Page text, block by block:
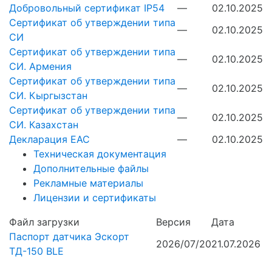
Добровольный сертификат IP54
—
02.10.2025
Сертификат об утверждении типа
СИ
—
02.10.2025
Сертификат об утверждении типа
СИ. Армения
—
02.10.2025
Сертификат об утверждении типа
СИ. Кыргызстан
—
02.10.2025
Сертификат об утверждении типа
СИ. Казахстан
—
02.10.2025
Декларация EAC
—
02.10.2025
Техническая документация
Дополнительные файлы
Рекламные материалы
Лицензии и сертификаты
Файл загрузки
Версия
Дата
Паспорт датчика Эскорт
ТД-150 BLE
2026/07/2021.07.2026